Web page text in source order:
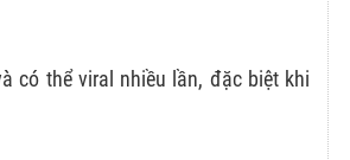
có thể viral nhiều lần, đặc biệt khi